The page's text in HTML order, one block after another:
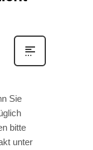
Sie
bitte
unter